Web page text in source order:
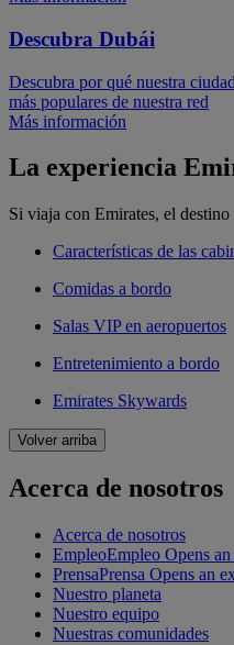
Descubra Dubái
Descubra por qué nuestra
más populares de nuestra red
Más información
La experiencia
Si viaja con Emirates, el
Características de las
Comidas a bordo
Salas VIP en aeropuertos
Entretenimiento a bordo
Emirates Skywards
Volver arriba
Acerca de nosotros
Acerca de nosotros
EmpleoEmpleo Opens
PrensaPrensa Opens an
Nuestro planeta
Nuestro equipo
Nuestras comunidades